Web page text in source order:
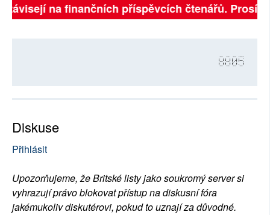
na finančních příspěvcích čtenářů.
8805
Diskuse
Přihlásit
Upozorňujeme, že Britské listy jako soukromý server si
vyhrazují právo blokovat přístup na diskusní fóra
jakémukoliv diskutérovi, pokud to uznají za důvodné.